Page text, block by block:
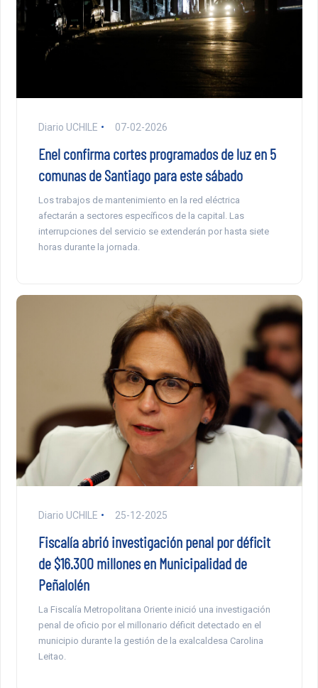
Diario UCHILE 07-02-2026
Enel confirma cortes programados de luz en 5
comunas de Santiago para este sábado
Los trabajos de mantenimiento en la red eléctrica
afectarán a sectores específicos de la capital. Las
interrupciones del servicio se extenderán por hasta siete
horas durante la jornada.
Diario UCHILE 25-12-2025
Fiscalía abrió investigación penal por déficit
de $16.300 millones en Municipalidad de
Peñalolén
La Fiscalía Metropolitana Oriente inició una investigación
penal de oficio por el millonario déficit detectado en el
municipio durante la gestión de la exalcaldesa Carolina
Leitao.